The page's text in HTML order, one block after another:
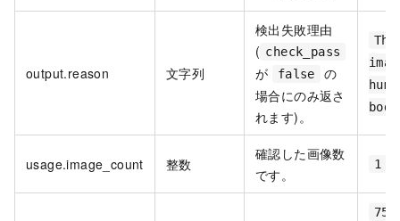
output.reason 文字列
検出失敗理由
( check_pass
が false
の
場合にのみ返さ
れます)。
usage.image_count 整数
確認した画像数
です。
1